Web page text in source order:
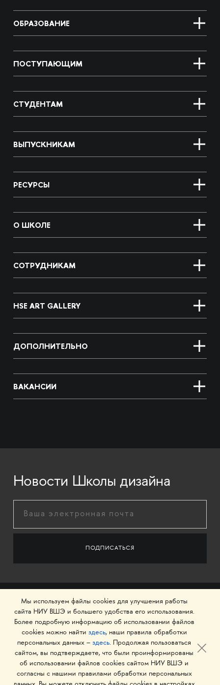
ОБРАЗОВАНИЕ
ПОСТУПАЮЩИМ
СТУДЕНТАМ
ВЫПУСКНИКАМ
РЕСУРСЫ
О ШКОЛЕ
СОТРУДНИКАМ
HSE ART GALLERY
ДОПОЛНИТЕЛЬНО
ВАКАНСИИ
Новости Школы дизайна
© 1993–2026 Национальный исследовательский
университет «Высшая школа экономики»
Мы используем файлы cookies для улучшения работы
сайта НИУ ВШЭ и большего удобства его использования.
Более подробную информацию об использовании файлов
cookies можно найти здесь, наши правила обработки
персональных данных – здесь. Продолжая пользоваться
сайтом, вы подтверждаете, что были проинформированы
об использовании файлов cookies сайтом НИУ ВШЭ и
согласны с нашими правилами обработки персональных